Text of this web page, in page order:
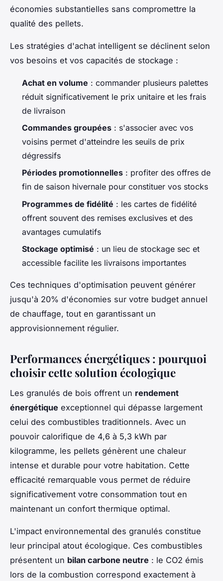
économies substantielles sans compromettre la
qualité des pellets.
Les stratégies d'achat intelligent se déclinent selon
vos besoins et vos capacités de stockage :
Achat en volume : commander plusieurs palettes
réduit significativement le prix unitaire et les frais
de livraison
Commandes groupées : s'associer avec vos
voisins permet d'atteindre les seuils de prix
dégressifs
Périodes promotionnelles : profiter des offres de
fin de saison hivernale pour constituer vos stocks
Programmes de fidélité : les cartes de fidélité
offrent souvent des remises exclusives et des
avantages cumulatifs
Stockage optimisé : un lieu de stockage sec et
accessible facilite les livraisons importantes
Ces techniques d'optimisation peuvent générer
jusqu'à 20% d'économies sur votre budget annuel
de chauffage, tout en garantissant un
approvisionnement régulier.
Performances énergétiques : pourquoi
choisir cette solution écologique
Les granulés de bois offrent un rendement
énergétique exceptionnel qui dépasse largement
celui des combustibles traditionnels. Avec un
pouvoir calorifique de 4,6 à 5,3 kWh par
kilogramme, les pellets génèrent une chaleur
intense et durable pour votre habitation. Cette
efficacité remarquable vous permet de réduire
significativement votre consommation tout en
maintenant un confort thermique optimal.
L'impact environnemental des granulés constitue
leur principal atout écologique. Ces combustibles
présentent un bilan carbone neutre : le CO2 émis
lors de la combustion correspond exactement à